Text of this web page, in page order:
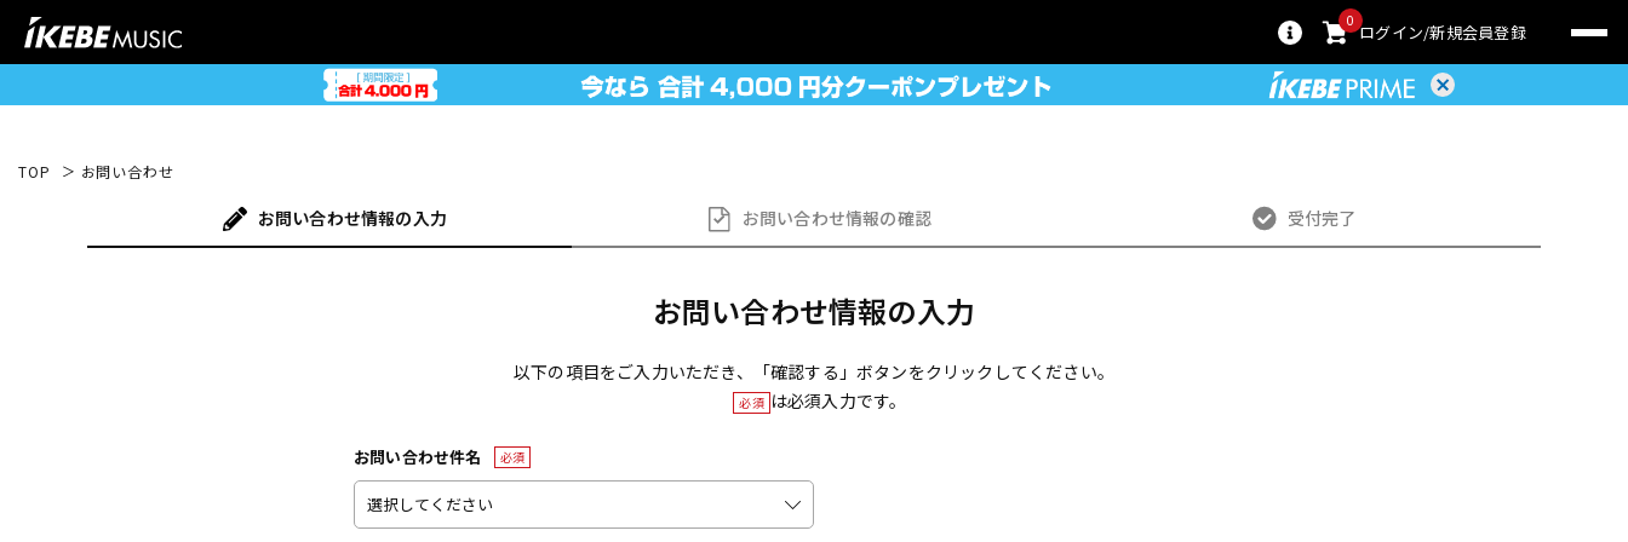
0
ログイン 新規会員登録
TOP お問い合わせ
お問い合わせ情報の入力 お問い合わせ情報の確認 受付完了
お問い合わせ情報の入力
以下の項目をご入力いただき、「確認する」ボタンをクリックしてください。
必須 は必須入力です。
お問い合わせ件名 必須